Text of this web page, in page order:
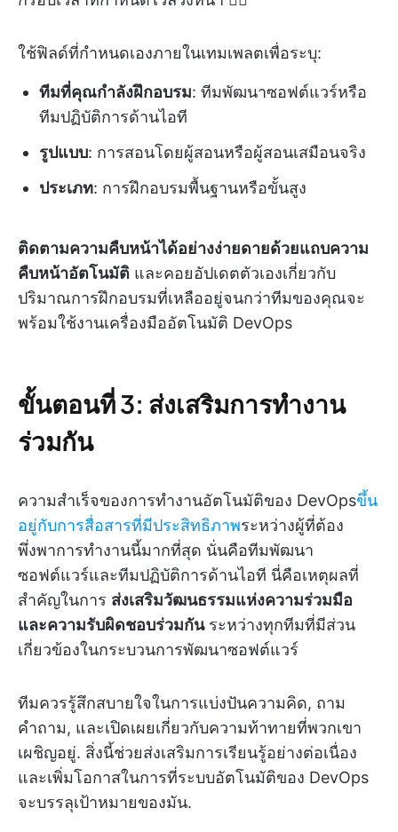
ใช้ฟิลด์ที่กำหนดเองภายในเทมเพลตเพื่อระบุ:
ทีมที่คุณกำลังฝึกอบรม: ทีมพัฒนาซอฟต์แวร์หรือ
ทีมปฏิบัติการด้านไอที
รูปแบบ: การสอนโดยผู้สอนหรือผู้สอนเสมือนจริง
ประเภท: การฝึกอบรมพื้นฐานหรือขั้นสูง
ติดตามความคืบหน้าได้อย่างง่ายดายด้วยแถบความ
คืบหน้าอัตโนมัติ และคอยอัปเดตตัวเองเกี่ยวกับ
ปริมาณการฝึกอบรมที่เหลืออยู่จนกว่าทีมของคุณจะ
พร้อมใช้งานเครื่องมืออัตโนมัติ DevOps
ขั้นตอนที่ 3: ส่งเสริมการทำงาน
ร่วมกัน
ความสำเร็จของการทำงานอัตโนมัติของ DevOpsขึ้น
อยู่กับการสื่อสารที่มีประสิทธิภาพระหว่างผู้ที่ต้อง
พึ่งพาการทำงานนี้มากที่สุด นั่นคือทีมพัฒนา
ซอฟต์แวร์และทีมปฏิบัติการด้านไอที นี่คือเหตุผลที่
สำคัญในการ ส่งเสริมวัฒนธรรมแห่งความร่วมมือ
และความรับผิดชอบร่วมกันระหว่างทุกทีมที่มีส่วน
เกี่ยวข้องในกระบวนการพัฒนาซอฟต์แวร์
ทีมควรรู้สึกสบายใจในการแบ่งปันความคิด, ถาม
คำถาม, และเปิดเผยเกี่ยวกับความท้าทายที่พวกเขา
เผชิญอยู่. สิ่งนี้ช่วยส่งเสริมการเรียนรู้อย่างต่อเนื่อง
และเพิ่มโอกาสในการที่ระบบอัตโนมัติของ DevOps
จะบรรลุเป้าหมายของมัน.